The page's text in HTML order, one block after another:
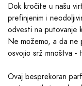
Dok kročite u našu
prefinjenim i
odvesti na putovanje
Ne možemo, a da ne
osvojio srž mnoštva -
Ovaj besprekoran